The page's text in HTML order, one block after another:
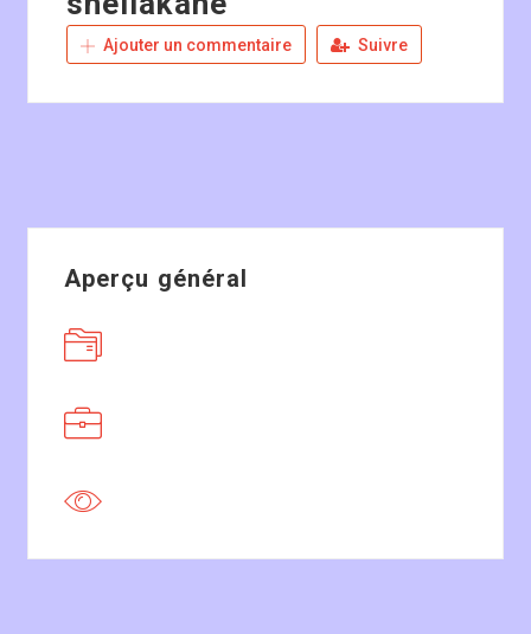
Ajouter un commentaire Suivre
Aperçu général